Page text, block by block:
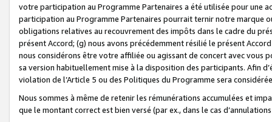
votre participation au Programme Partenaires a été utilisée pour une
participation au Programme Partenaires pourrait ternir notre marque
obligations relatives au recouvrement des impôts dans le cadre du
présent Accord; (g) nous avons précédemment résilié le présent
nous considérons être votre affiliée ou agissant de concert avec vous
sa version habituellement mise à la disposition des participants. Afin
violation de l’Article 5 ou des Politiques du Programme sera
Nous sommes à même de retenir les rémunérations accumulées et
que le montant correct est bien versé (par ex., dans le cas